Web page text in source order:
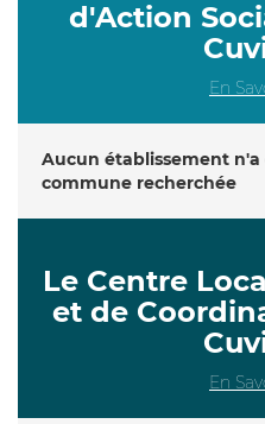
d'Action
En
Aucun établissement
commune recherchée
Le Centre
et de
En